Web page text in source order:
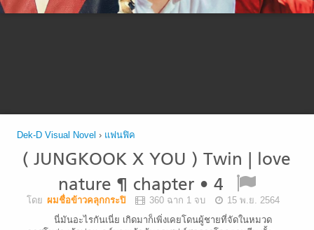
Dek-D Visual Novel › แฟนฟิค
( JUNGKOOK X YOU ) Twin | love
nature ¶ chapter • 4
โดย ผมชื่อข้าวคลุกกระปิ 360 ฉาก 1 จบ
15 พ.ย. 2564
นี่มันอะไรกันเนี่ย เกิดมาก็เพิ่งเคยโดนผู้ชายที่จัดในหมวด